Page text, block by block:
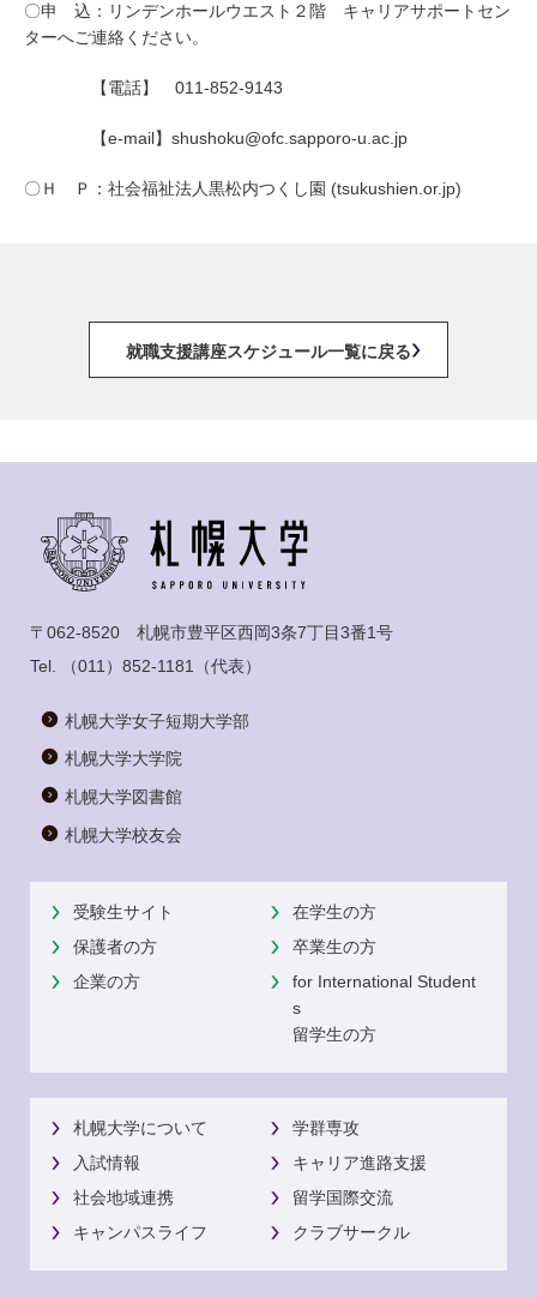
〇申 込：リンデンホールウエスト２階 キャリアサポートセン
ターへご連絡ください。
【電話】 011-852-9143
【e-mail】 shushoku@ofc.sapporo-u.ac.jp
〇Ｈ Ｐ： 社会福祉法人黒松内つくし園 (tsukushien.or.jp)
就職支援講座スケジュール一覧に戻る
〒062-8520 札幌市豊平区西岡3条7丁目3番1号
Tel.
（011）852-1181 （代表）
札幌大学女子短期大学部
札幌大学大学院
札幌大学図書館
札幌大学校友会
受験生サイト
在学生の方
保護者の方
卒業生の方
企業の方
for International Student
s
留学生の方
札幌大学について
学群専攻
入試情報
キャリア進路支援
社会地域連携
留学国際交流
キャンパスライフ
クラブサークル